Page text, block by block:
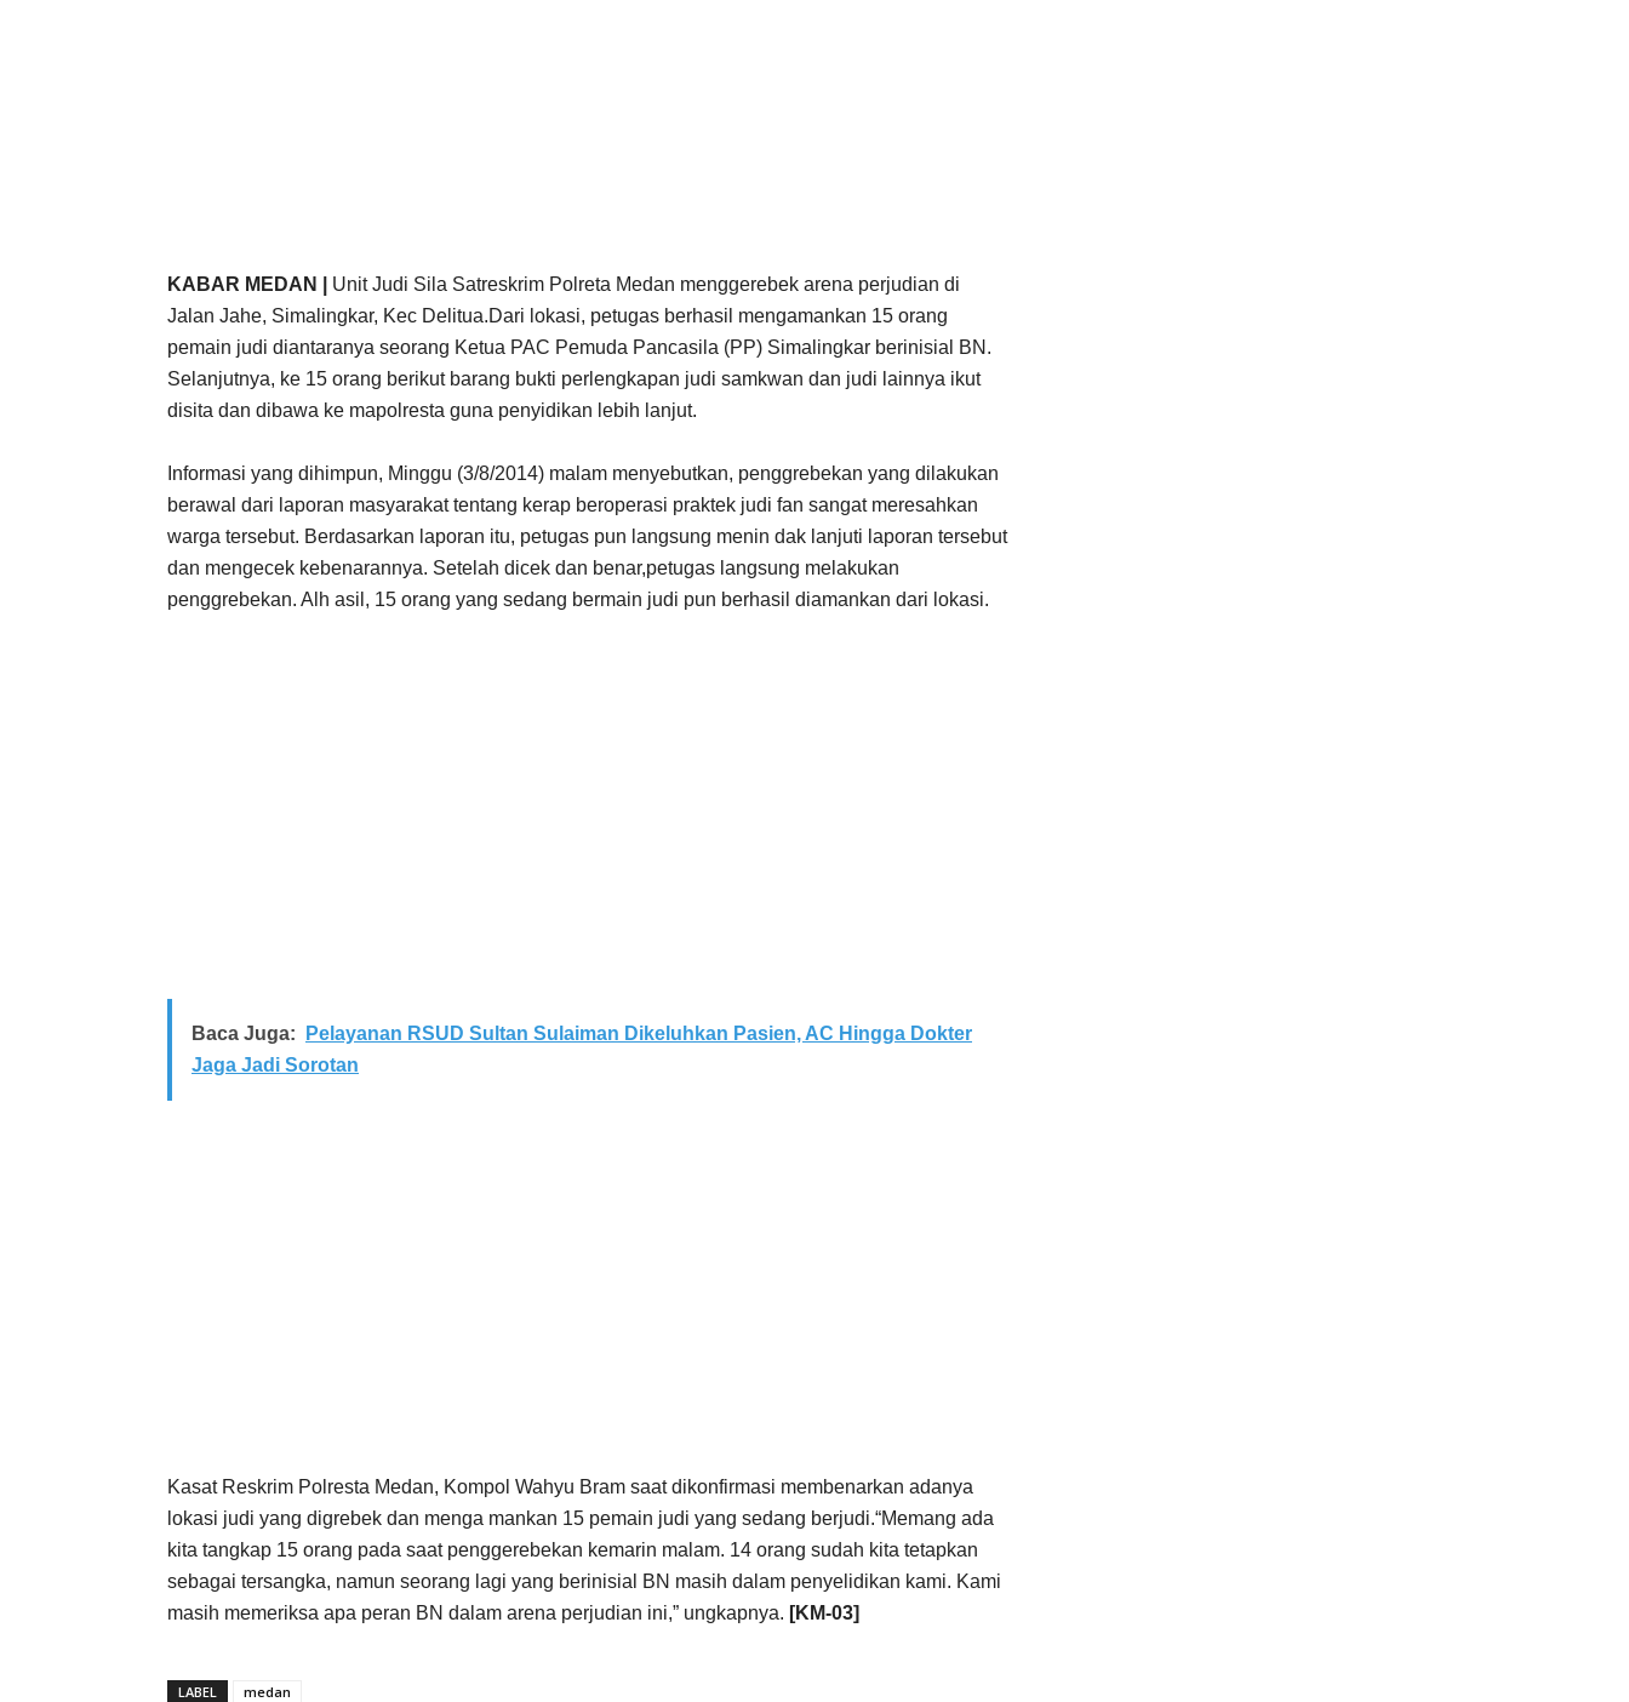
KABAR MEDAN |
Unit Judi Sila Satreskrim Polreta Medan menggerebek arena perjudian di
Jalan Jahe, Simalingkar, Kec Delitua.Dari lokasi, petugas berhasil mengamankan 15 orang
pemain judi diantaranya seorang Ketua PAC Pemuda Pancasila (PP) Simalingkar berinisial BN.
Selanjutnya, ke 15 orang berikut barang bukti perlengkapan judi samkwan dan judi lainnya ikut
disita dan dibawa ke mapolresta guna penyidikan lebih lanjut.
Informasi yang dihimpun, Minggu (3/8/2014) malam menyebutkan, penggrebekan yang dilakukan
berawal dari laporan masyarakat tentang kerap beroperasi praktek judi fan sangat meresahkan
warga tersebut. Berdasarkan laporan itu, petugas pun langsung menin dak lanjuti laporan tersebut
dan mengecek kebenarannya. Setelah dicek dan benar,petugas langsung melakukan
penggrebekan. Alh asil, 15 orang yang sedang bermain judi pun berhasil diamankan dari lokasi.
Baca Juga:
Pelayanan RSUD Sultan Sulaiman Dikeluhkan Pasien, AC Hingga Dokter
Jaga Jadi Sorotan
Kasat Reskrim Polresta Medan, Kompol Wahyu Bram saat dikonfirmasi membenarkan adanya
lokasi judi yang digrebek dan menga mankan 15 pemain judi yang sedang berjudi.“Memang ada
kita tangkap 15 orang pada saat penggerebekan kemarin malam. 14 orang sudah kita tetapkan
sebagai tersangka, namun seorang lagi yang berinisial BN masih dalam penyelidikan kami. Kami
masih memeriksa apa peran BN dalam arena perjudian ini,” ungkapnya. [KM-03]
LABEL medan